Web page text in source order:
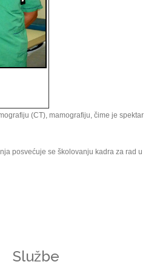
(CT), mamografiju, čime je spektar
posvećuje se školovanju kadra za rad u
Službe